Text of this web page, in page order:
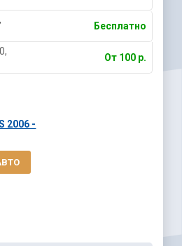
Бесплатно
От 100 р.
2006 -